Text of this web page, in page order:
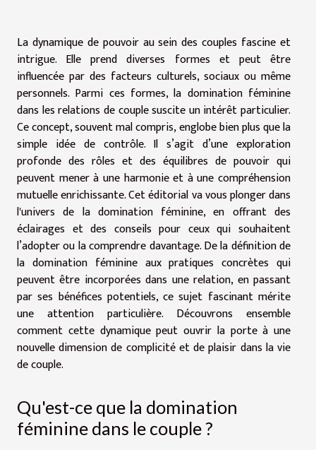
La dynamique de pouvoir au sein des couples fascine et
intrigue. Elle prend diverses formes et peut être
influencée par des facteurs culturels, sociaux ou même
personnels. Parmi ces formes, la domination féminine
dans les relations de couple suscite un intérêt particulier.
Ce concept, souvent mal compris, englobe bien plus que la
simple idée de contrôle. Il s’agit d’une exploration
profonde des rôles et des équilibres de pouvoir qui
peuvent mener à une harmonie et à une compréhension
mutuelle enrichissante. Cet éditorial va vous plonger dans
l'univers de la domination féminine, en offrant des
éclairages et des conseils pour ceux qui souhaitent
l’adopter ou la comprendre davantage. De la définition de
la domination féminine aux pratiques concrètes qui
peuvent être incorporées dans une relation, en passant
par ses bénéfices potentiels, ce sujet fascinant mérite
une attention particulière. Découvrons ensemble
comment cette dynamique peut ouvrir la porte à une
nouvelle dimension de complicité et de plaisir dans la vie
de couple.
Qu'est-ce que la domination
féminine dans le couple ?